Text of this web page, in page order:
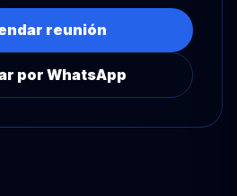
reunión
por WhatsApp